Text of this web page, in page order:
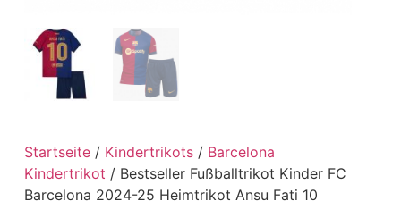
Startseite/ Kindertrikots/ Barcelona
Kindertrikot / Bestseller Fußballtrikot Kinder FC
Barcelona 2024-25 Heimtrikot Ansu Fati 10